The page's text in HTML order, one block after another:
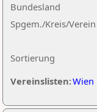
Sortierung
Bundesland
Spgem./Kreis/Verein
Vereinslisten:Wien